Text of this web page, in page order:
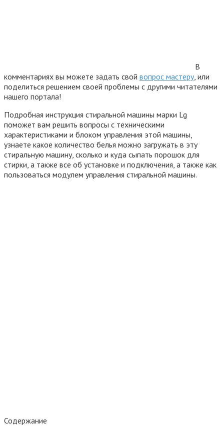
В
комментариях вы можете задать свой вопрос мастеру, или
поделиться решением своей проблемы с другими читателями
нашего портала!
Подробная инструкция стиральной машины марки Lg
поможет вам решить вопросы с техническими
характеристиками и блоком управления этой машины,
узнаете какое количество белья можно загружать в эту
стиральную машину, сколько и куда сыпать порошок для
стирки, а также все об установке и подключения, а также как
пользоваться модулем управления стиральной машины.
Содержание